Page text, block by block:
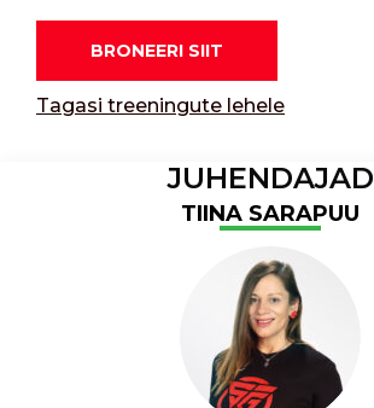
BRONEERI SIIT
Tagasi treeningute lehele
JUHENDAJAD
TIINA SARAPUU